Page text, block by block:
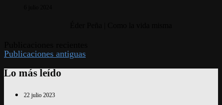
Publicaciones antiguas
Lo más leído
22 julio 2023